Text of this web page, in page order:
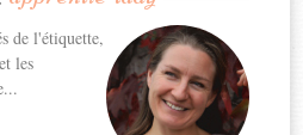
de l'étiquette,
les